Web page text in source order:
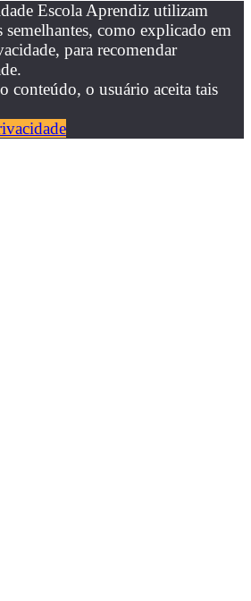
Escola Aprendiz utilizam
semelhantes, como explicado em
para recomendar
conteúdo, o usuário aceita tais